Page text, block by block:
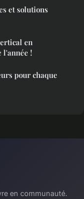
et solutions
en
l'année !
pour chaque
en communauté.